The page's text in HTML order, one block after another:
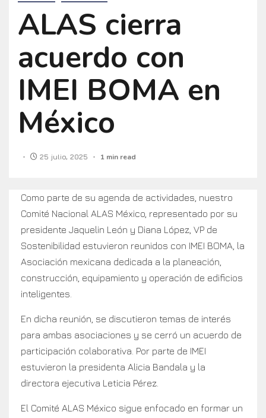
ALAS cierra
acuerdo con
IMEI BOMA en
México
25 julio, 2025 1 min read
Como parte de su agenda de actividades, nuestro
Comité Nacional ALAS México, representado por su
presidente Jaquelin León y Diana López, VP de
Sostenibilidad estuvieron reunidos con IMEI BOMA, la
Asociación mexicana dedicada a la planeación,
construcción, equipamiento y operación de edificios
inteligentes.
En dicha reunión, se discutieron temas de interés
para ambas asociaciones y se cerró un acuerdo de
participación colaborativa. Por parte de IMEI
estuvieron la presidenta Alicia Bandala y la
directora ejecutiva Leticia Pérez.
El Comité ALAS México sigue enfocado en formar un